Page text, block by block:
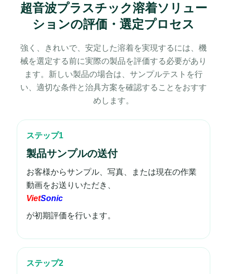
超音波プラスチック溶着ソリュー
ションの評価・選定プロセス
強く、きれいで、安定した溶着を実現するには、機
械を選定する前に実際の製品を評価する必要があり
ます。新しい製品の場合は、サンプルテストを行
い、適切な条件と治具方案を確認することをおすす
めします。
ステップ1
製品サンプルの送付
お客様からサンプル、写真、または現在の作業
動画をお送りいただき、
VietSonic
が初期評価を行います。
ステップ2